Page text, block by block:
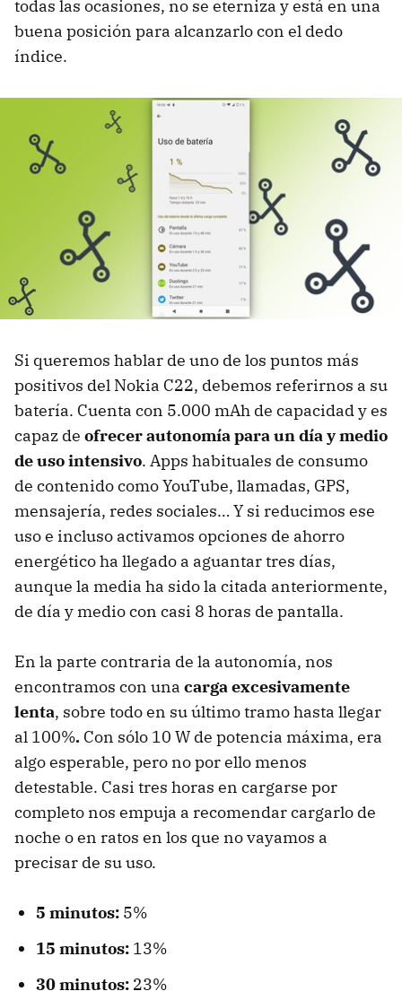
todas las ocasiones, no se eterniza y está en una
buena posición para alcanzarlo con el dedo
índice.
Si queremos hablar de uno de los puntos más
positivos del Nokia C22, debemos referirnos a su
batería. Cuenta con 5.000 mAh de capacidad y es
capaz de ofrecer autonomía para un día y medio
de uso intensivo. Apps habituales de consumo
de contenido como YouTube, llamadas, GPS,
mensajería, redes sociales… Y si reducimos ese
uso e incluso activamos opciones de ahorro
energético ha llegado a aguantar tres días,
aunque la media ha sido la citada anteriormente,
de día y medio con casi 8 horas de pantalla.
En la parte contraria de la autonomía, nos
encontramos con una carga excesivamente
lenta, sobre todo en su último tramo hasta llegar
al 100%. Con sólo 10 W de potencia máxima, era
algo esperable, pero no por ello menos
detestable. Casi tres horas en cargarse por
completo nos empuja a recomendar cargarlo de
noche o en ratos en los que no vayamos a
precisar de su uso.
5 minutos: 5%
15 minutos: 13%
30 minutos: 23%